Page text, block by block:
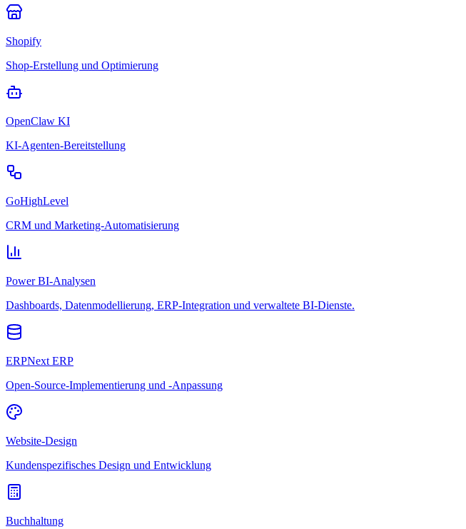
Shopify
Shop-Erstellung und Optimierung
OpenClaw KI
KI-Agenten-Bereitstellung
GoHighLevel
CRM und Marketing-Automatisierung
Power BI-Analysen
Dashboards, Datenmodellierung, ERP-Integration und verwaltete BI-Dienste.
ERPNext ERP
Open-Source-Implementierung und -Anpassung
Website-Design
Kundenspezifisches Design und Entwicklung
Buchhaltung